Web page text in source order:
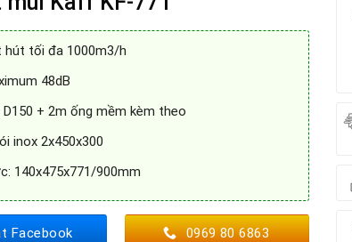
hút tối đa 1000m3/h
48dB
+ 2m ống mềm kèm theo
inox 2x450x300
140x475x771/900mm
Facebook 0969 80 6863